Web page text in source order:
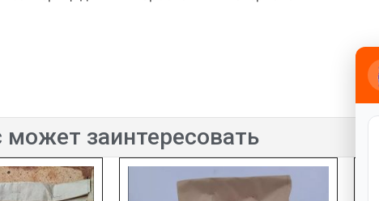
может заинтересовать